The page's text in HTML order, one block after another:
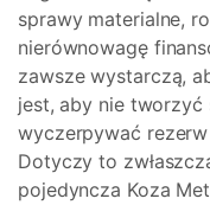
sprawy materialne,
nierównowagę
zawsze wystarczą,
jest, aby nie tworzyć
wyczerpywać
Dotyczy to
pojedyncza Koza